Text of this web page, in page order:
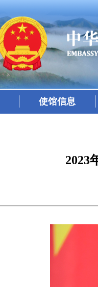
使馆信息
2023